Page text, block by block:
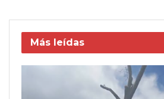
Más leídas